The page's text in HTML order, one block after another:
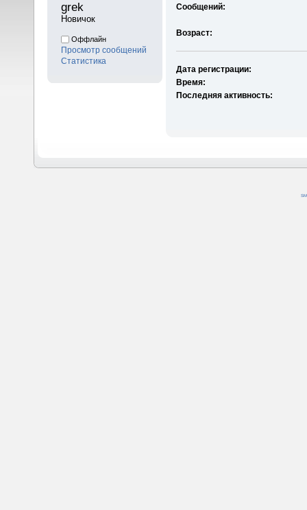
grek
Новичок
Оффлайн
Просмотр сообщений
Статистика
Сообщений:
Возраст:
Дата регистрации:
Время:
Последняя активность: